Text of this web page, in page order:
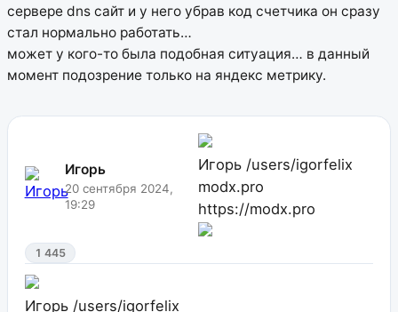
сервере dns сайт и у него убрав код счетчика он сразу
стал нормально работать…
может у кого-то была подобная ситуация… в данный
момент подозрение только на яндекс метрику.
Игорь
20 сентября 2024,
19:29
Игорь /users/igorfelix
modx.pro
https://modx.pro
1 445
Игорь /users/igorfelix